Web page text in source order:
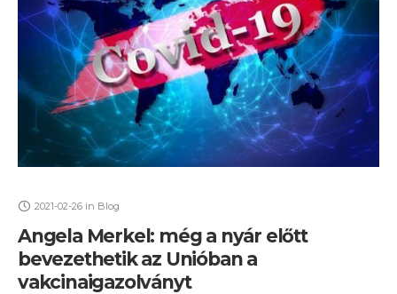
2021-02-26 in Blog
Angela Merkel: még a nyár előtt
bevezethetik az Unióban a
vakcinaigazolványt